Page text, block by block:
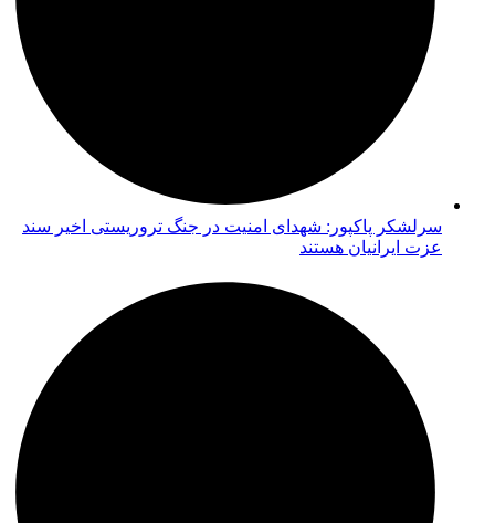
سرلشکر پاکپور: شهدای امنیت در جنگ تروریستی اخیر سند
عزت ایرانیان هستند